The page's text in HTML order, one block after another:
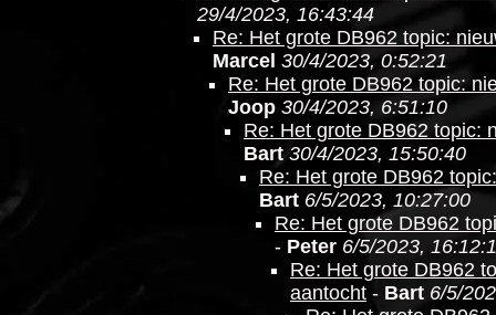
29/4/2023, 16:43:44
Re: Het grote DB962 topic:
Marcel 30/4/2023, 0:52:21
Re: Het grote DB962 topic:
Joop 30/4/2023, 6:51:10
Re: Het grote DB962 topic:
Bart 30/4/2023, 15:50:40
Re: Het grote DB962
Bart 6/5/2023, 10:27:00
Re: Het grote DB962
- Peter 6/5/2023,
Re: Het grote DB962
aantocht - Bart 6/5/